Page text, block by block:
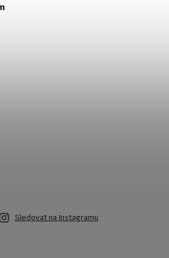
Sledovat na Instagramu